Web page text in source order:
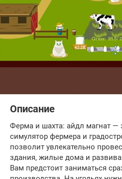
Описание
Ферма и шахта: айдл магнат —
симулятор фермера и
позволит увлекательно
здания, жилые дома и
Вам предстоит заниматься